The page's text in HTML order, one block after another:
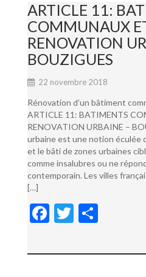
ARTICLE 11:
COMMUNAUX
RENOVATION
BOUZIGUES
22 novembre 2018
Rénovation d’un bâtiment
ARTICLE 11: BATIMENTS
RENOVATION URBAINE –
urbaine est une notion éculée
et le bâti de zones urbaines
comme insalubres ou ne
contemporain. Les villes
[…]
F
e
T
itt ta